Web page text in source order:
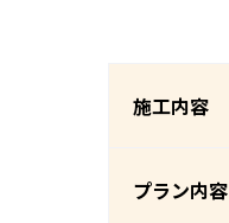
施工内容
プラン内容